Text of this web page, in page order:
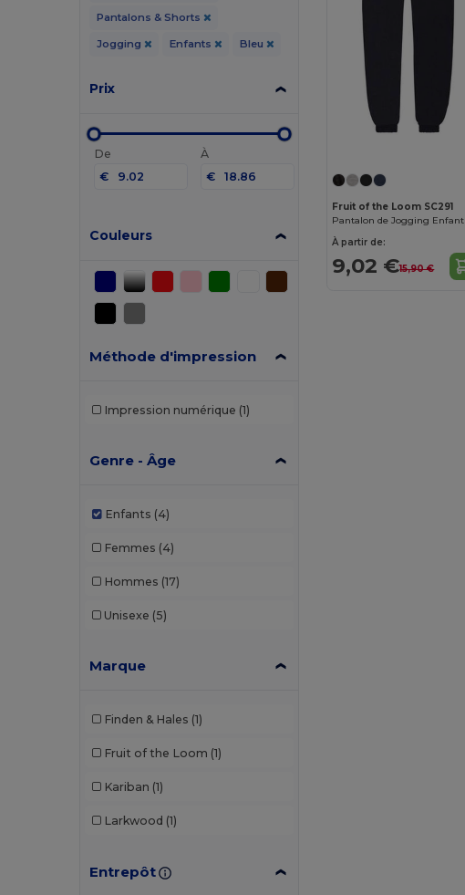
Pantalons & Shorts
Jogging Enfants Bleu
Prix
De
€
À
€
Couleurs
Méthode d'impression
Impression numérique (1)
Genre - Âge
Enfants (4)
Femmes (4)
Hommes (17)
Unisexe (5)
Marque
Finden & Hales (1)
Fruit of the Loom (1)
Kariban (1)
Larkwood (1)
Entrepôt
Fruit of the Loom SC291
Pantalon de Jogging Enfant
À partir de:
9,02 €15,90 €